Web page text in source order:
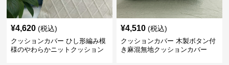
¥4,620 (税込)
クッションカバー ひし形編み模
様のやわらかニットクッション
¥4,510 (税込)
クッションカバー 木製ボタン付
き麻混無地クッションカバー